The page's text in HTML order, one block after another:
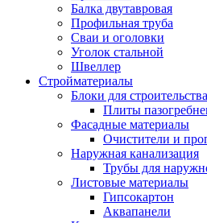
Балка двутавровая
Профильная труба
Сваи и оголовки
Уголок стальной
Швеллер
Стройматериалы
Блоки для строительства
Плиты
Фасадные материалы
Очистители и
Наружная канализация
Трубы для
Листовые материалы
Гипсокартон
Аквапанели